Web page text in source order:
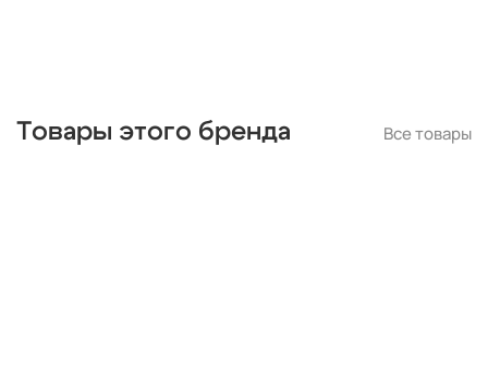
Товары этого бренда Все товары